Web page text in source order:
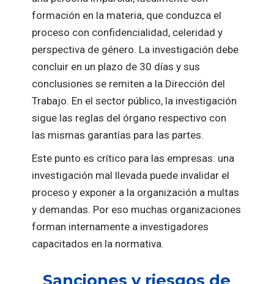
formación en la materia, que conduzca el
proceso con confidencialidad, celeridad y
perspectiva de género. La investigación debe
concluir en un plazo de 30 días y sus
conclusiones se remiten a la Dirección del
Trabajo. En el sector público, la investigación
sigue las reglas del órgano respectivo con
las mismas garantías para las partes.
Este punto es crítico para las empresas: una
investigación mal llevada puede invalidar el
proceso y exponer a la organización a multas
y demandas. Por eso muchas organizaciones
forman internamente a investigadores
capacitados en la normativa.
Sanciones y riesgos de